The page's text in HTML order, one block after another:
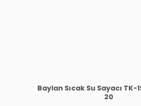
Baylan Sıcak Su Sayacı TK-
20